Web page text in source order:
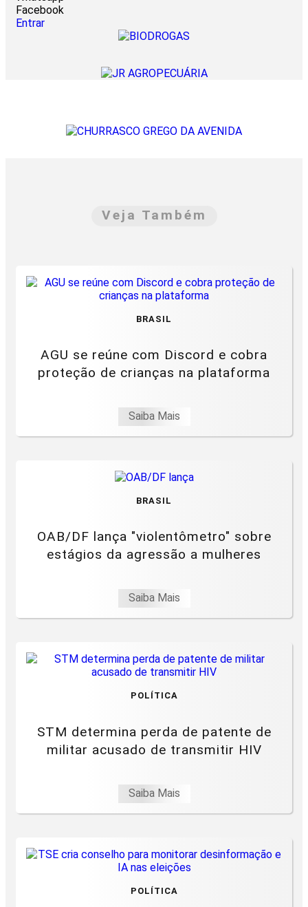
Facebook
Entrar
Veja Também
BRASIL
AGU se reúne com Discord e cobra
proteção de crianças na plataforma
Saiba Mais
BRASIL
OAB/DF lança "violentômetro" sobre
estágios da agressão a mulheres
Saiba Mais
POLÍTICA
STM determina perda de patente de
militar acusado de transmitir HIV
Saiba Mais
POLÍTICA